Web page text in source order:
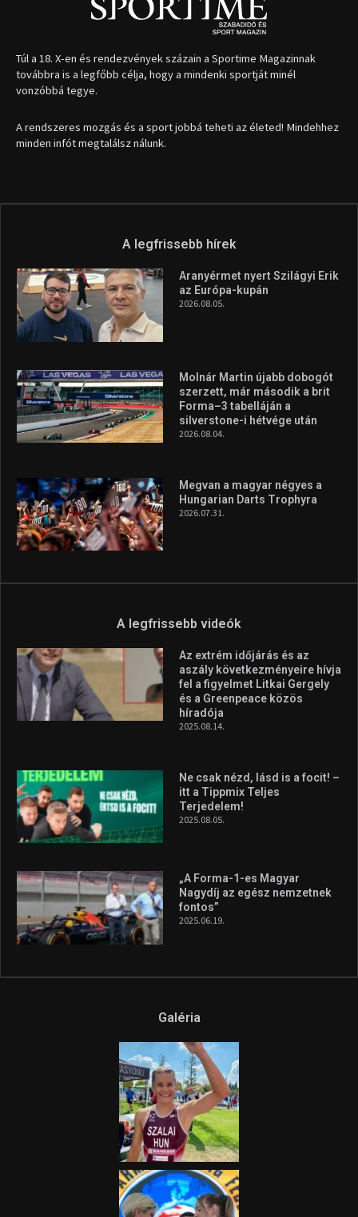
Túl a 18. X-en és rendezvények százain a Sportime Magazinnak
továbbra is a legfőbb célja, hogy a mindenki sportját minél
vonzóbbá tegye.
A rendszeres mozgás és a sport jobbá teheti az életed! Mindehhez
minden infót megtalálsz nálunk.
A legfrissebb hírek
Aranyérmet nyert Szilágyi Erik
az Európa-kupán
2026.08.05.
Molnár Martin újabb dobogót
szerzett, már második a brit
Forma–3 tabelláján a
silverstone-i hétvége után
2026.08.04.
Megvan a magyar négyes a
Hungarian Darts Trophyra
2026.07.31.
A legfrissebb videók
Az extrém időjárás és az
aszály következményeire hívja
fel a figyelmet Litkai Gergely
és a Greenpeace közös
híradója
2025.08.14.
Ne csak nézd, lásd is a focit! –
itt a Tippmix Teljes
Terjedelem!
2025.08.05.
„A Forma-1-es Magyar
Nagydíj az egész nemzetnek
fontos”
2025.06.19.
Galéria